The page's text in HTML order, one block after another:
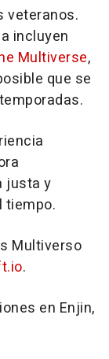
veteranos.
incluyen
Multiverse,
que se
justa y
tiempo.
Multiverso
.
en Enjin,